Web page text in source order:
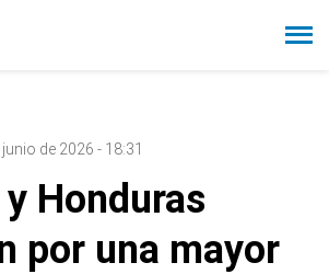
de 2026 - 18:31
Honduras
por una mayor